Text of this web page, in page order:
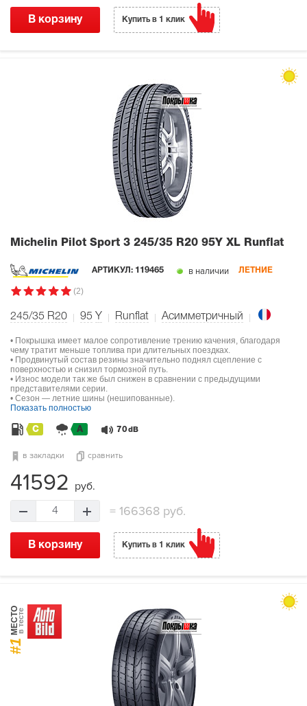
В корзину Купить в 1 клик
Michelin Pilot Sport 3 245/35 R20 95Y XL Runflat
АРТИКУЛ: 119465 в наличии ЛЕТНИЕ
(2)
245/35 R20 95 Y Runflat Асимметричный
• Покрышка имеет малое сопротивление трению качения, благодаря
чему тратит меньше топлива при длительных поездках.
• Продвинутый состав резины значительно поднял сцепление с
поверхностью и снизил тормозной путь.
• Износ модели так же был снижен в сравнении с предыдущими
представителями серии.
• Сезон — летние шины (нешипованные).
Показать полностью
C A 70 dB
в закладки сравнить
41592 руб.
4 = 166368 руб.
В корзину Купить в 1 клик
#1
МЕСТОв тесте